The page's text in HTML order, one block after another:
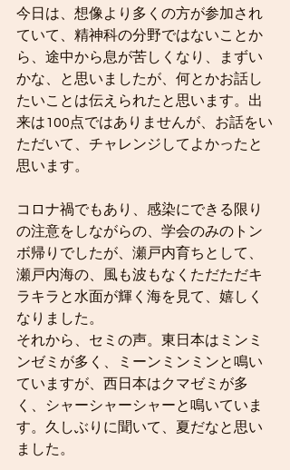
今日は、想像より多くの方が参加され
ていて、精神科の分野ではないことか
ら、途中から息が苦しくなり、まずい
かな、と思いましたが、何とかお話し
たいことは伝えられたと思います。出
来は100点ではありませんが、お話をい
ただいて、チャレンジしてよかったと
思います。
コロナ禍でもあり、感染にできる限り
の注意をしながらの、学会のみのトン
ボ帰りでしたが、瀬戸内育ちとして、
瀬戸内海の、風も波もなくただただキ
ラキラと水面が輝く海を見て、嬉しく
なりました。
それから、セミの声。東日本はミンミ
ンゼミが多く、ミーンミンミンと鳴い
ていますが、西日本はクマゼミが多
く、シャーシャーシャーと鳴いていま
す。久しぶりに聞いて、夏だなと思い
ました。